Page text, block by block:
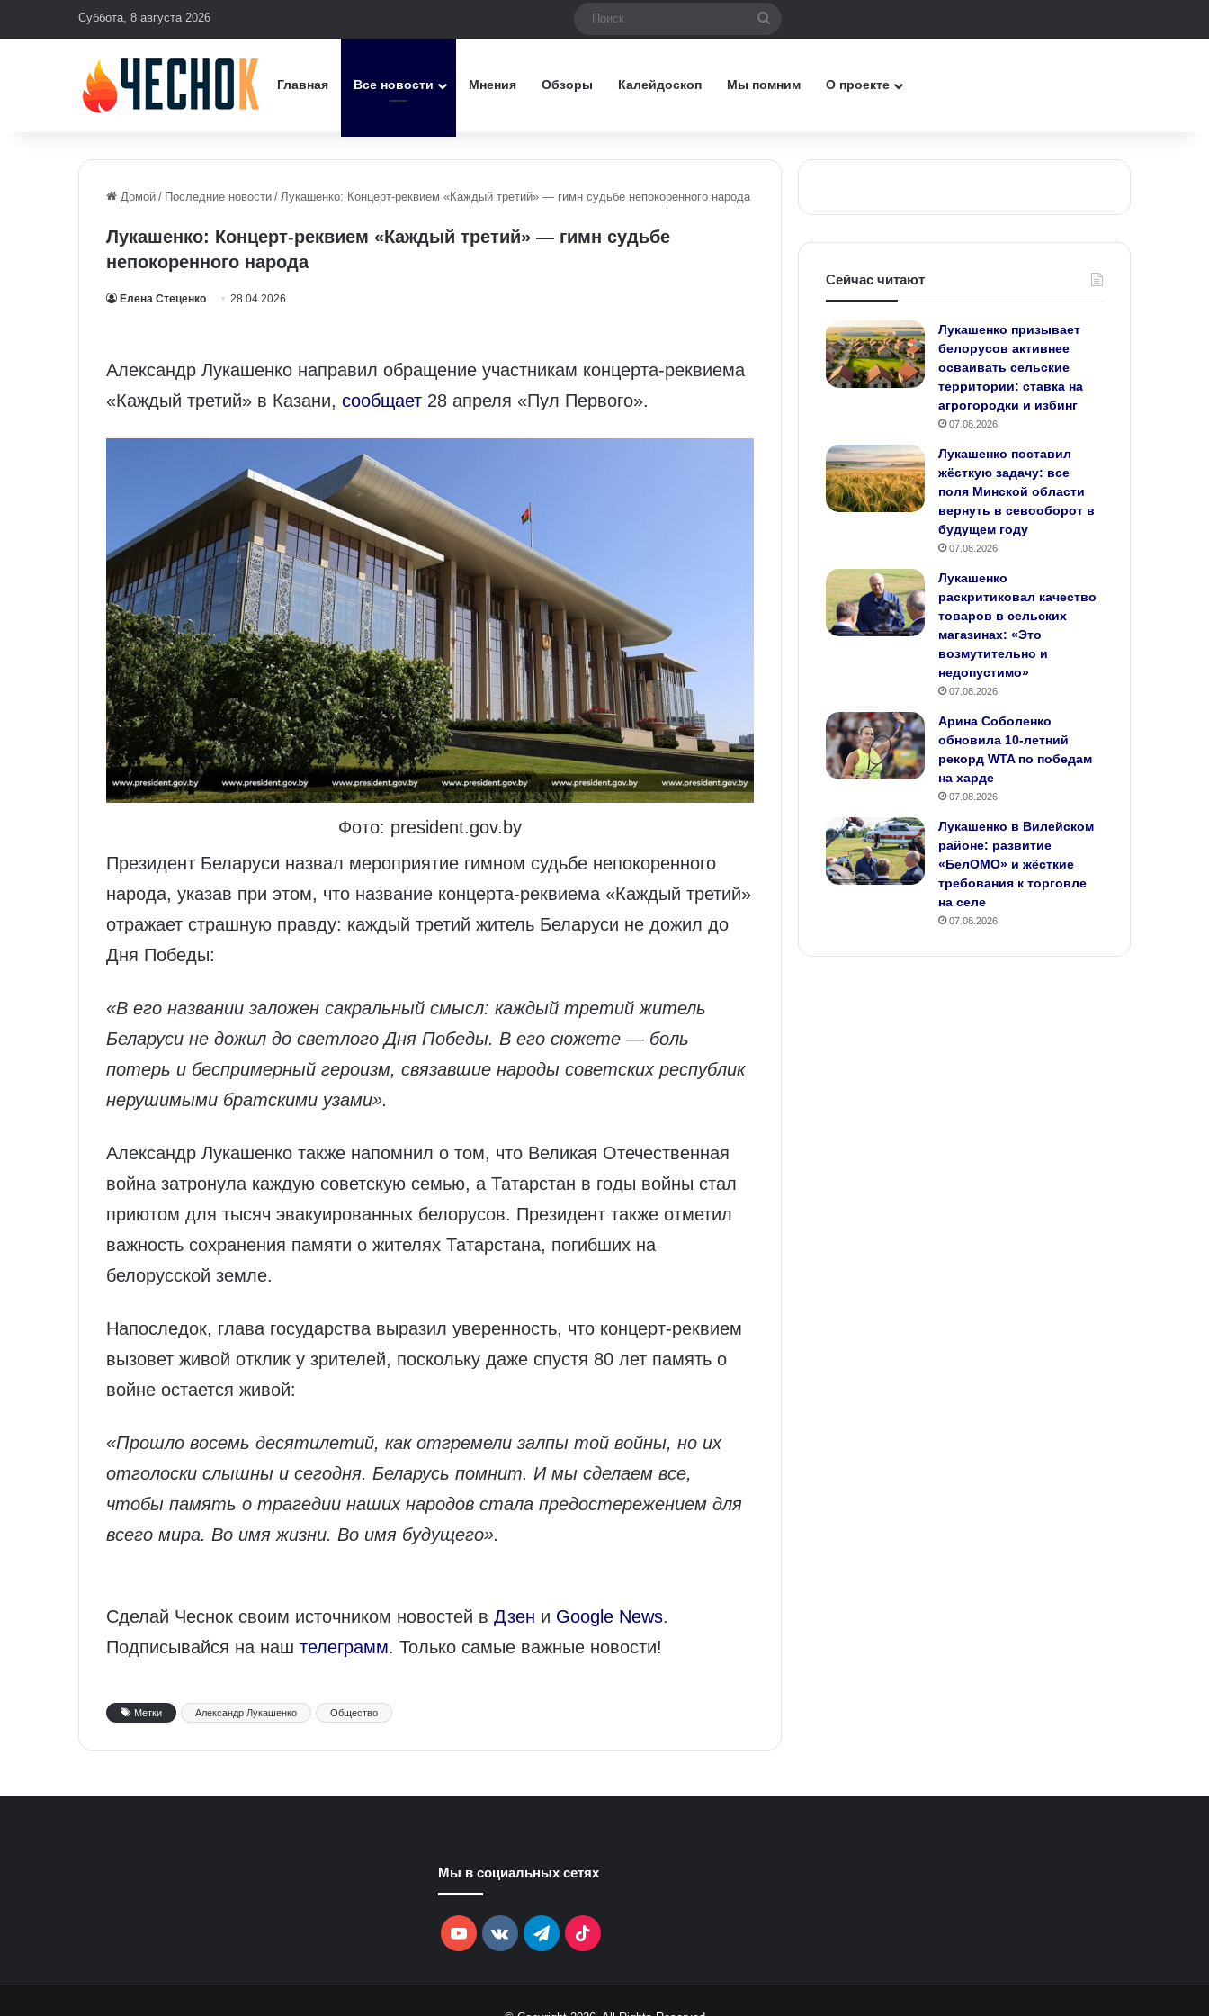
Суббота, 8 августа 2026
Главная Все новости Мнения Обзоры Калейдоскоп Мы помним О проекте
Домой / Последние новости / Лукашенко: Концерт‑реквием «Каждый третий» — гимн судьбе непокоренного народа
Лукашенко: Концерт‑реквием «Каждый третий» — гимн судьбе
непокоренного народа
Елена Стеценко 28.04.2026
Александр Лукашенко направил обращение участникам концерта‑реквиема
«Каждый третий» в Казани, сообщает 28 апреля «Пул Первого».
Фото: president.gov.by
Президент Беларуси назвал мероприятие гимном судьбе непокоренного
народа, указав при этом, что название концерта‑реквиема «Каждый третий»
отражает страшную правду: каждый третий житель Беларуси не дожил до
Дня Победы:
«В его названии заложен сакральный смысл: каждый третий житель
Беларуси не дожил до светлого Дня Победы. В его сюжете — боль
потерь и беспримерный героизм, связавшие народы советских республик
нерушимыми братскими узами».
Александр Лукашенко также напомнил о том, что Великая Отечественная
война затронула каждую советскую семью, а Татарстан в годы войны стал
приютом для тысяч эвакуированных белорусов. Президент также отметил
важность сохранения памяти о жителях Татарстана, погибших на
белорусской земле.
Напоследок, глава государства выразил уверенность, что концерт‑реквием
вызовет живой отклик у зрителей, поскольку даже спустя 80 лет память о
войне остается живой:
«Прошло восемь десятилетий, как отгремели залпы той войны, но их
отголоски слышны и сегодня. Беларусь помнит. И мы сделаем все,
чтобы память о трагедии наших народов стала предостережением для
всего мира. Во имя жизни. Во имя будущего».
Сделай Чеснок своим источником новостей в Дзен и Google News.
Подписывайся на наш телеграмм. Только самые важные новости!
Метки Александр Лукашенко Общество
Сейчас читают
Лукашенко призывает
белорусов активнее
осваивать сельские
территории: ставка на
агрогородки и избинг
07.08.2026
Лукашенко поставил
жёсткую задачу: все
поля Минской области
вернуть в севооборот в
будущем году
07.08.2026
Лукашенко
раскритиковал качество
товаров в сельских
магазинах: «Это
возмутительно и
недопустимо»
07.08.2026
Арина Соболенко
обновила 10‑летний
рекорд WTA по победам
на харде
07.08.2026
Лукашенко в Вилейском
районе: развитие
«БелОМО» и жёсткие
требования к торговле
на селе
07.08.2026
Мы в социальных сетях
YouTubevk.comTelegramTikTok